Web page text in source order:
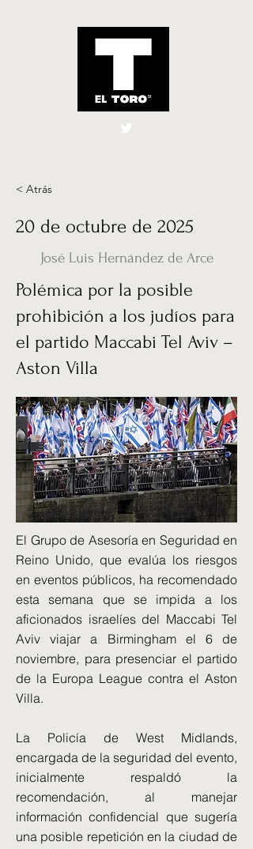
El Toro España
< Atrás
20 de octubre de 2025
José Luis Hernández de Arce
Polémica por la posible
prohibición a los judíos para
el partido Maccabi Tel Aviv –
Aston Villa
El Grupo de Asesoría en Seguridad en
Reino Unido, que evalúa los riesgos
en eventos públicos, ha recomendado
esta semana que se impida a los
aficionados israelíes del Maccabi Tel
Aviv viajar a Birmingham el 6 de
noviembre, para presenciar el partido
de la Europa League contra el Aston
Villa.
La Policía de West Midlands,
encargada de la seguridad del evento,
inicialmente respaldó la
recomendación, al manejar
información confidencial que sugería
una posible repetición en la ciudad de